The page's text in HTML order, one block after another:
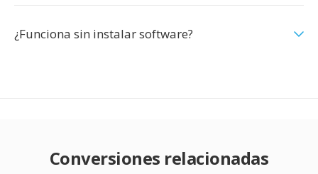
¿Funciona sin instalar software?
Conversiones relacionadas